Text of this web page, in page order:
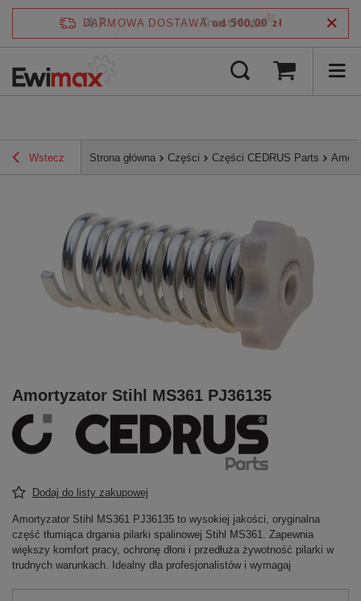
DARMOWA DOSTAWA od 500,00 zł
Wstecz Strona główna Części Części CEDRUS Parts
Amortyzator Stihl MS361 PJ36135
Dodaj do listy zakupowej
Amortyzator Stihl MS361 PJ36135 to wysokiej jakości, oryginalna
część tłumiąca drgania pilarki spalinowej Stihl MS361. Zapewnia
większy komfort pracy, ochronę dłoni i przedłuża żywotność pilarki w
trudnych warunkach. Idealny dla profesjonalistów i wymagaj
4.7/5 zweryfikowane przez